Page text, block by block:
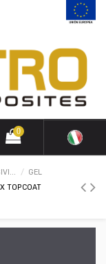
0
GEL
TOPCOAT